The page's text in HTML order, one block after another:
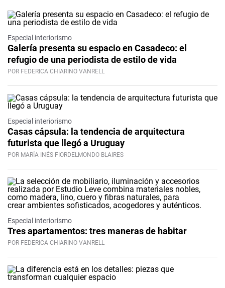
Especial interiorismo
Galería presenta su espacio en Casadeco: el
refugio de una periodista de estilo de vida
POR FEDERICA CHIARINO VANRELL
Especial interiorismo
Casas cápsula: la tendencia de arquitectura
futurista que llegó a Uruguay
POR MARÍA INÉS FIORDELMONDO BLAIRES
Especial interiorismo
Tres apartamentos: tres maneras de habitar
POR FEDERICA CHIARINO VANRELL